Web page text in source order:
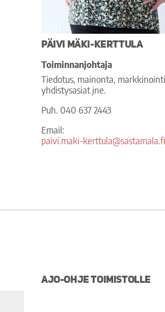
Päivi Mäki-Kerttula
Toiminnanjohtaja
Tiedotus, mainonta,
yhdistysasiat jne.
Puh. 040 637 2443
Email:
paivi.maki-kerttula@sastamala.fi
Ajo-ohje toimistolle